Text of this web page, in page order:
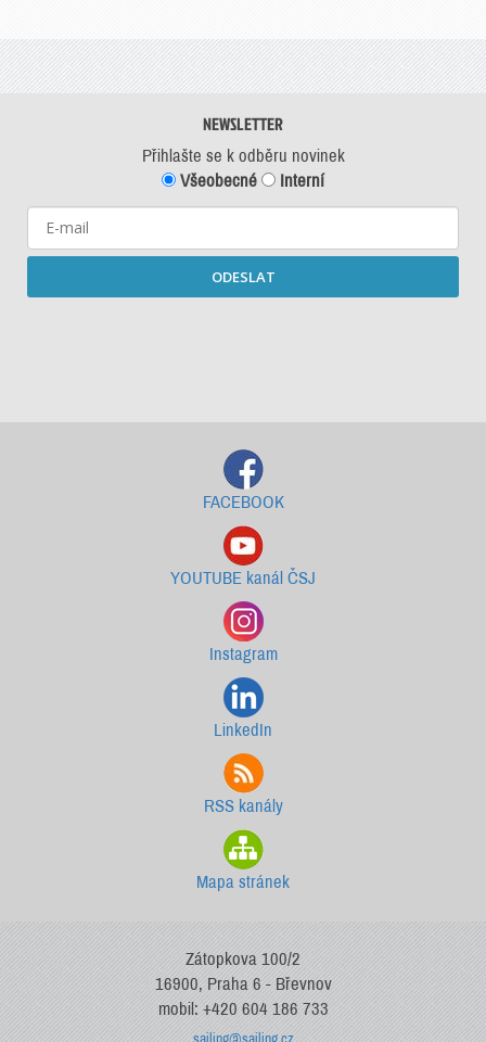
NEWSLETTER
Přihlašte se k odběru novinek
Všeobecné
Interní
ODESLAT
FACEBOOK
YOUTUBE kanál ČSJ
Instagram
LinkedIn
RSS kanály
Mapa stránek
Zátopkova 100/2
16900, Praha 6 - Břevnov
mobil: +420 604 186 733